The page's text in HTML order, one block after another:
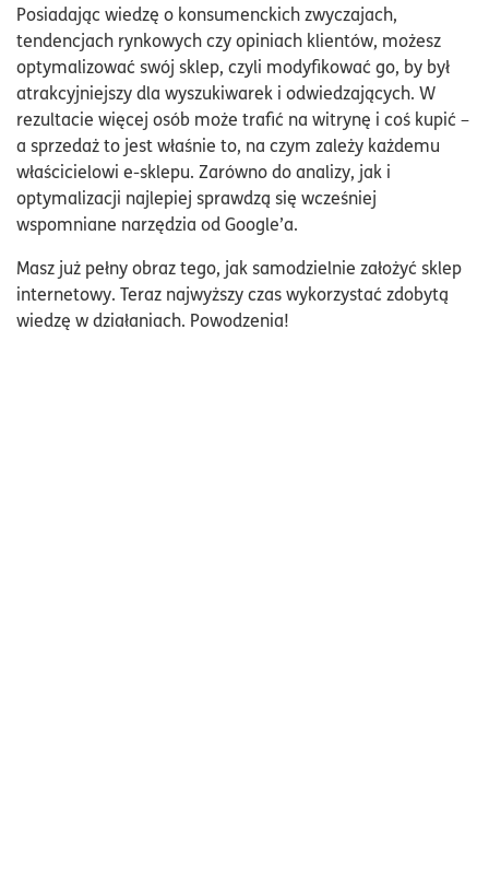
Posiadając wiedzę o konsumenckich zwyczajach,
tendencjach rynkowych czy opiniach klientów, możesz
optymalizować swój sklep, czyli modyfikować go, by był
atrakcyjniejszy dla wyszukiwarek i odwiedzających. W
rezultacie więcej osób może trafić na witrynę i coś kupić –
a sprzedaż to jest właśnie to, na czym zależy każdemu
właścicielowi e-sklepu. Zarówno do analizy, jak i
optymalizacji najlepiej sprawdzą się wcześniej
wspomniane narzędzia od Google’a.
Masz już pełny obraz tego, jak samodzielnie założyć sklep
internetowy. Teraz najwyższy czas wykorzystać zdobytą
wiedzę w działaniach. Powodzenia!